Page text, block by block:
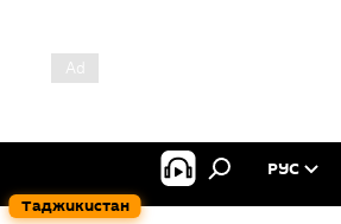
Таджикистан
РУС